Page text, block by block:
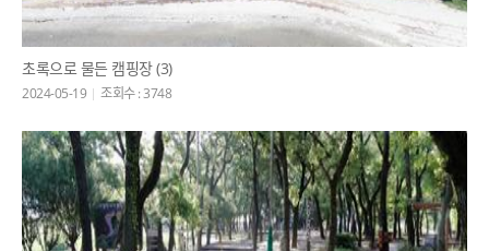
초록으로 물든 캠핑장 (3)
2024-05-19 조회수 : 3748